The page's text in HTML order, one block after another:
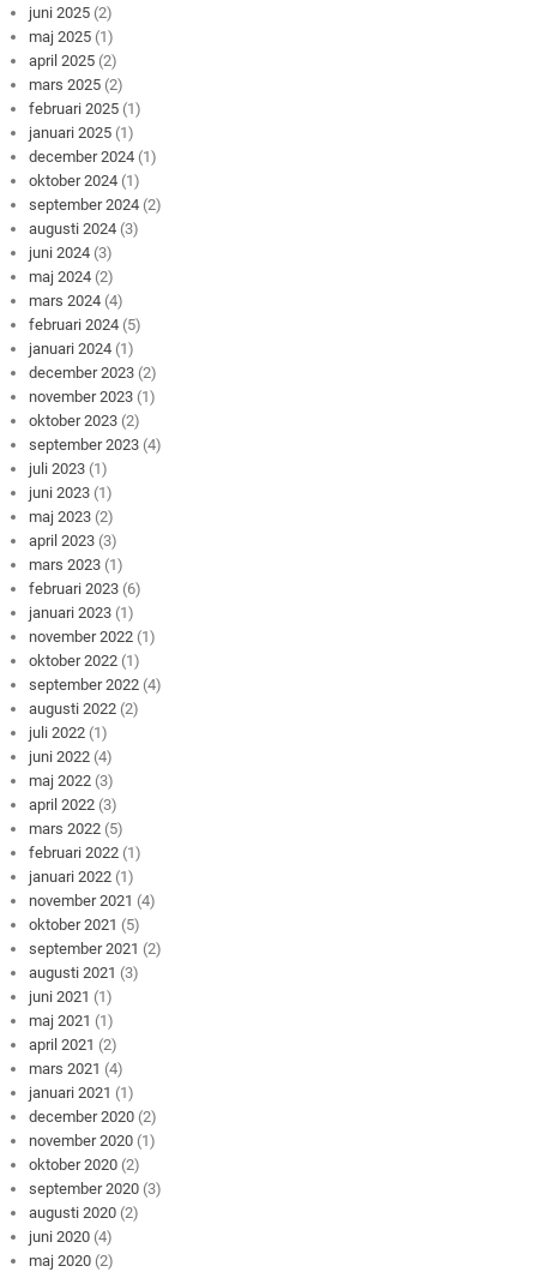
juni 2025 (2)
maj 2025 (1)
april 2025 (2)
mars 2025 (2)
februari 2025 (1)
januari 2025 (1)
december 2024 (1)
oktober 2024 (1)
september 2024 (2)
augusti 2024 (3)
juni 2024 (3)
maj 2024 (2)
mars 2024 (4)
februari 2024 (5)
januari 2024 (1)
december 2023 (2)
november 2023 (1)
oktober 2023 (2)
september 2023 (4)
juli 2023 (1)
juni 2023 (1)
maj 2023 (2)
april 2023 (3)
mars 2023 (1)
februari 2023 (6)
januari 2023 (1)
november 2022 (1)
oktober 2022 (1)
september 2022 (4)
augusti 2022 (2)
juli 2022 (1)
juni 2022 (4)
maj 2022 (3)
april 2022 (3)
mars 2022 (5)
februari 2022 (1)
januari 2022 (1)
november 2021 (4)
oktober 2021 (5)
september 2021 (2)
augusti 2021 (3)
juni 2021 (1)
maj 2021 (1)
april 2021 (2)
mars 2021 (4)
januari 2021 (1)
december 2020 (2)
november 2020 (1)
oktober 2020 (2)
september 2020 (3)
augusti 2020 (2)
juni 2020 (4)
maj 2020 (2)